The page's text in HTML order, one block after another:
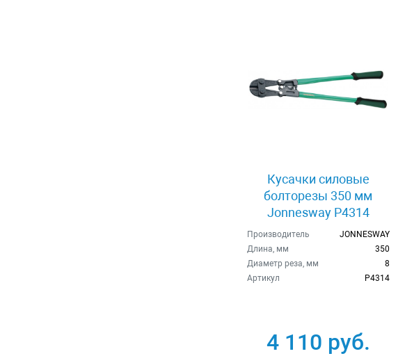
Кусачки силовые
болторезы 350 мм
Jonnesway P4314
Производитель
JONNESWAY
Длина, мм
350
Диаметр реза, мм
8
Артикул
P4314
4 110 руб.